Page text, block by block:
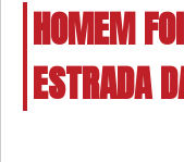
HOMEM
ESTRADA